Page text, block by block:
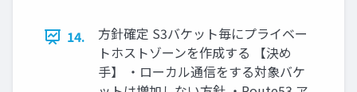
14.
方針確定 S3バケット毎にプライベー
トホストゾーンを作成する 【決め
手】 ・ローカル通信をする対象バケ